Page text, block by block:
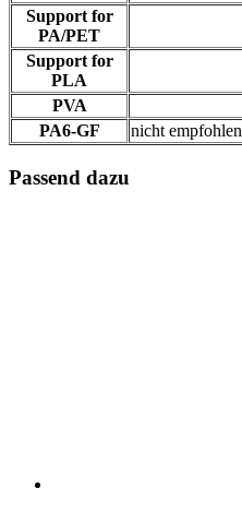
Support for
PA/PET
Support for
PLA
PVA
PA6-GF
nicht empfohlen
Passend dazu